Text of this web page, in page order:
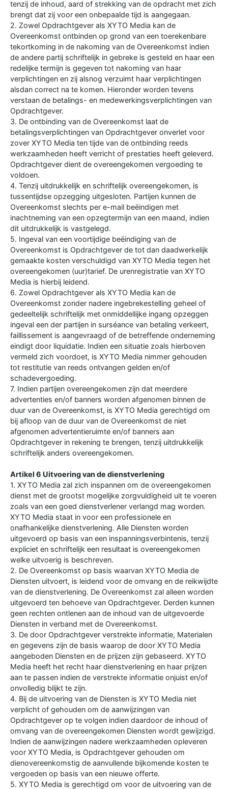
tenzij de inhoud, aard of strekking van de opdracht met zich
brengt dat zij voor een onbepaalde tijd is aangegaan.
2. Zowel Opdrachtgever als XYTO Media kan de
Overeenkomst ontbinden op grond van een toerekenbare
tekortkoming in de nakoming van de Overeenkomst indien
de andere partij schriftelijk in gebreke is gesteld en haar een
redelijke termijn is gegeven tot nakoming van haar
verplichtingen en zij alsnog verzuimt haar verplichtingen
alsdan correct na te komen. Hieronder worden tevens
verstaan de betalings- en medewerkingsverplichtingen van
Opdrachtgever.
3. De ontbinding van de Overeenkomst laat de
betalingsverplichtingen van Opdrachtgever onverlet voor
zover XYTO Media ten tijde van de ontbinding reeds
werkzaamheden heeft verricht of prestaties heeft geleverd.
Opdrachtgever dient de overeengekomen vergoeding te
voldoen.
4. Tenzij uitdrukkelijk en schriftelijk overeengekomen, is
tussentijdse opzegging uitgesloten. Partijen kunnen de
Overeenkomst slechts per e-mail beëindigen met
inachtneming van een opzegtermijn van een maand, indien
dit uitdrukkelijk is vastgelegd.
5. Ingeval van een voortijdige beëindiging van de
Overeenkomst is Opdrachtgever de tot dan daadwerkelijk
gemaakte kosten verschuldigd van XYTO Media tegen het
overeengekomen (uur)tarief. De urenregistratie van XYTO
Media is hierbij leidend.
6. Zowel Opdrachtgever als XYTO Media kan de
Overeenkomst zonder nadere ingebrekestelling geheel of
gedeeltelijk schriftelijk met onmiddellijke ingang opzeggen
ingeval een der partijen in surséance van betaling verkeert,
faillissement is aangevraagd of de betreffende onderneming
eindigt door liquidatie. Indien een situatie zoals hierboven
vermeld zich voordoet, is XYTO Media nimmer gehouden
tot restitutie van reeds ontvangen gelden en/of
schadevergoeding.
7. Indien partijen overeengekomen zijn dat meerdere
advertenties en/of banners worden afgenomen binnen de
duur van de Overeenkomst, is XYTO Media gerechtigd om
bij afloop van de duur van de Overeenkomst de niet
afgenomen advertentieruimte en/of banners aan
Opdrachtgever in rekening te brengen, tenzij uitdrukkelijk
schriftelijk anders overeengekomen.
Artikel 6 Uitvoering van de dienstverlening
1. XYTO Media zal zich inspannen om de overeengekomen
dienst met de grootst mogelijke zorgvuldigheid uit te voeren
zoals van een goed dienstverlener verlangd mag worden.
XYTO Media staat in voor een professionele en
onafhankelijke dienstverlening. Alle Diensten worden
uitgevoerd op basis van een inspanningsverbintenis, tenzij
expliciet en schriftelijk een resultaat is overeengekomen
welke uitvoerig is beschreven.
2. De Overeenkomst op basis waarvan XYTO Media de
Diensten uitvoert, is leidend voor de omvang en de reikwijdte
van de dienstverlening. De Overeenkomst zal alleen worden
uitgevoerd ten behoeve van Opdrachtgever. Derden kunnen
geen rechten ontlenen aan de inhoud van de uitgevoerde
Diensten in verband met de Overeenkomst.
3. De door Opdrachtgever verstrekte informatie, Materialen
en gegevens zijn de basis waarop de door XYTO Media
aangeboden Diensten en de prijzen zijn gebaseerd. XYTO
Media heeft het recht haar dienstverlening en haar prijzen
aan te passen indien de verstrekte informatie onjuist en/of
onvolledig blijkt te zijn.
4. Bij de uitvoering van de Diensten is XYTO Media niet
verplicht of gehouden om de aanwijzingen van
Opdrachtgever op te volgen indien daardoor de inhoud of
omvang van de overeengekomen Diensten wordt gewijzigd.
Indien de aanwijzingen nadere werkzaamheden opleveren
voor XYTO Media, is Opdrachtgever gehouden om
dienovereenkomstig de aanvullende bijkomende kosten te
vergoeden op basis van een nieuwe offerte.
5. XYTO Media is gerechtigd om voor de uitvoering van de